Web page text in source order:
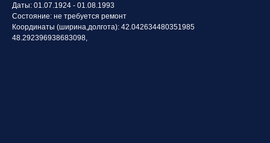
Даты: 01.07.1924 - 01.08.1993
Состояние: не требуется ремонт
Координаты (ширина,долгота): 42.042634480351985
48.292396938683098,